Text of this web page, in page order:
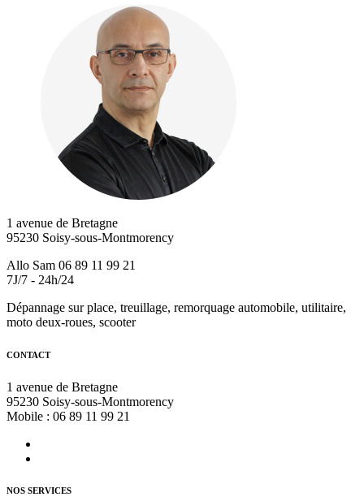
1 avenue de Bretagne
95230 Soisy-sous-Montmorency
Allo Sam 06 89 11 99 21
7J/7 - 24h/24
Dépannage sur place, treuillage, remorquage automobile, utilitaire,
moto deux-roues, scooter
CONTACT
1 avenue de Bretagne
95230 Soisy-sous-Montmorency
Mobile : 06 89 11 99 21
NOS SERVICES